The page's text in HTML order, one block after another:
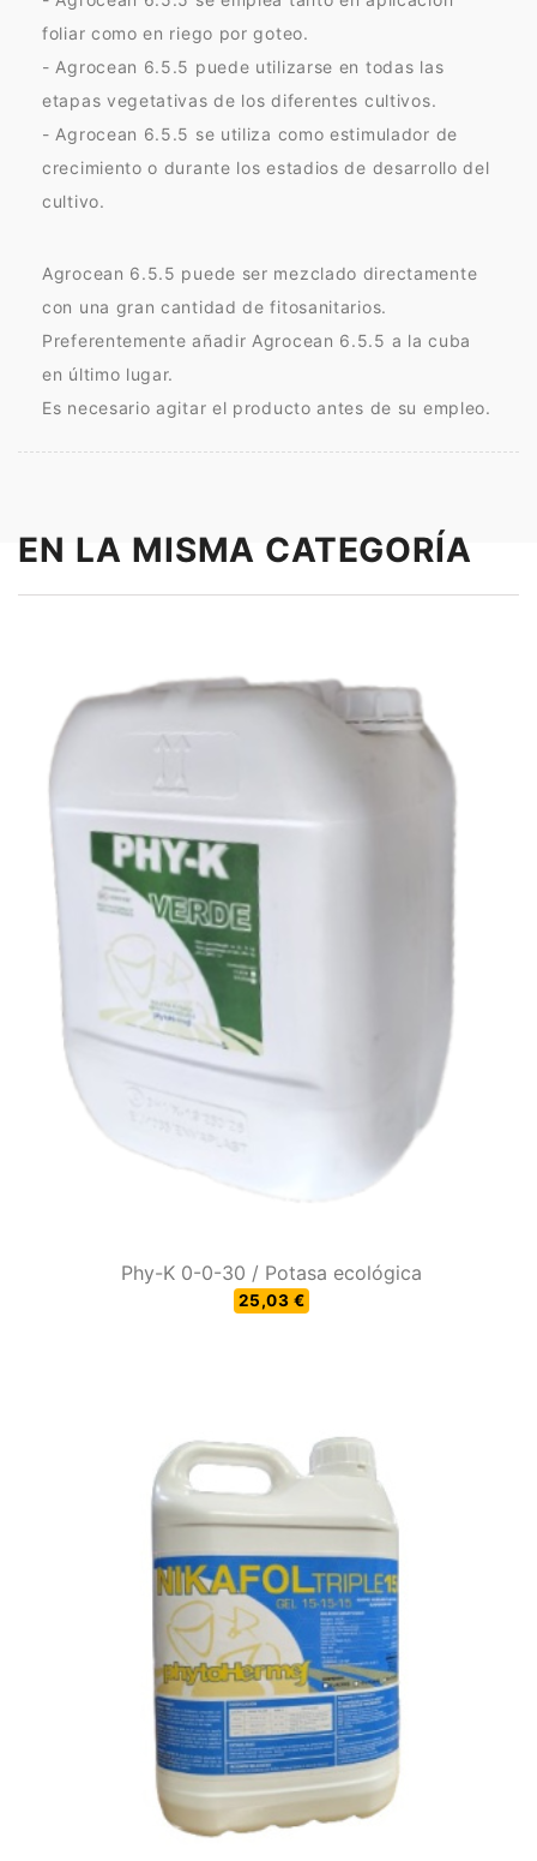
foliar como en riego por goteo.
- Agrocean 6.5.5 puede utilizarse en todas las
etapas vegetativas de los diferentes cultivos.
- Agrocean 6.5.5 se utiliza como estimulador de
crecimiento o durante los estadios de desarrollo del
cultivo.
Agrocean 6.5.5 puede ser mezclado directamente
con una gran cantidad de fitosanitarios.
Preferentemente añadir Agrocean 6.5.5 a la cuba
en último lugar.
Es necesario agitar el producto antes de su empleo.
EN LA MISMA CATEGORÍA
Phy-K 0-0-30 / Potasa ecológica
25,03 €